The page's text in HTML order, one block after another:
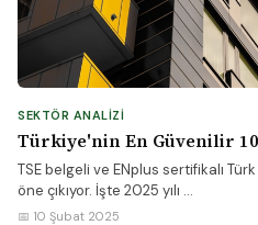
SEKTÖR ANALIZI
Türkiye'nin En Güvenilir
TSE belgeli ve ENplus sertifikalı
öne çıkıyor. İşte 2025 yılı ...
📅 10 Şubat 2025